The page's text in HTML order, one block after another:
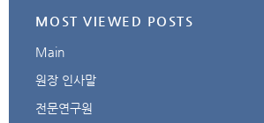
MOST VIEWED POSTS
Main
원장 인사말
전문연구원